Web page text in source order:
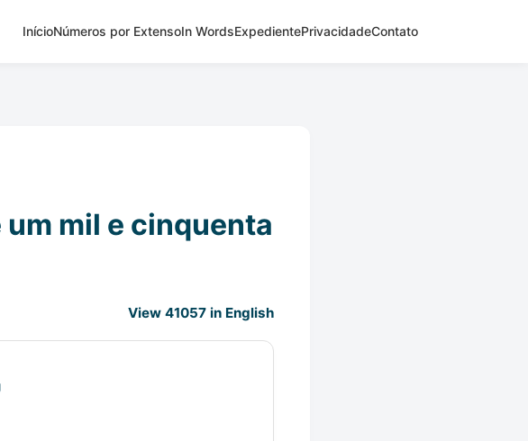
InícioNúmeros por ExtensoIn WordsExpedientePrivacidadeContato
mil e cinquenta
View 41057 in English